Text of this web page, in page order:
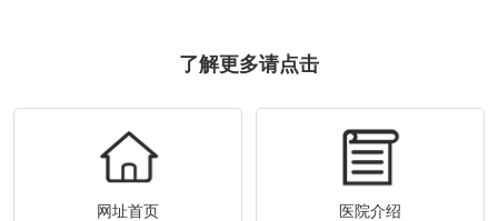
了解更多请点击
网址首页 医院介绍